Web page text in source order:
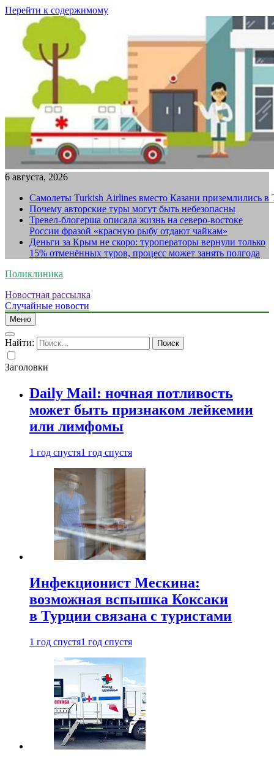
Перейти к содержимому
6 августа, 2026
Самолеты Turkish Airlines вместо Казани приземлились в
Почему авторские туры могут быть небезопасны
Тревел-блогерша описала жизнь на северо-востоке
России фразой «красную рыбу отдают чайкам»
Деньги за Крым не скоро: туроператоры вернули только
15% отменённых туров, процесс может занять полгода
Поликлиника
Новостная рассылка
Случайные новости
Меню
Найти:
Заголовки
Daily Mail: ночная потливость
может быть признаком лейкемии
или лимфомы
1 год спустя1 год спустя
Инфекционист Мескина:
возможная вспышка Коксаки
в Турции связана с туристами
1 год спустя1 год спустя